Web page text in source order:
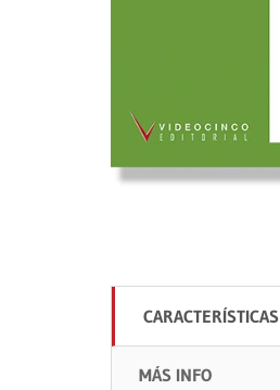
CARACTERÍSTICAS
MÁS INFO